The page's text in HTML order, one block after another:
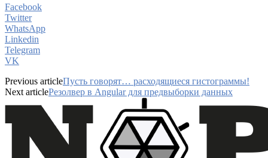
Facebook
Twitter
WhatsApp
Linkedin
Telegram
VK
Previous articleПусть говорят… расходящиеся гистограммы!
Next articleРезолвер в Angular для предвыборки данных